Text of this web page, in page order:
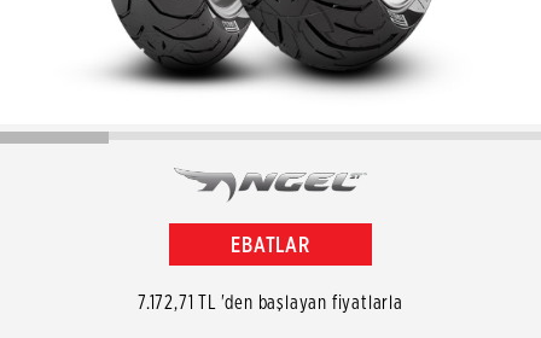
EBATLAR
7.172,71 TL 'den başlayan fiyatlarla